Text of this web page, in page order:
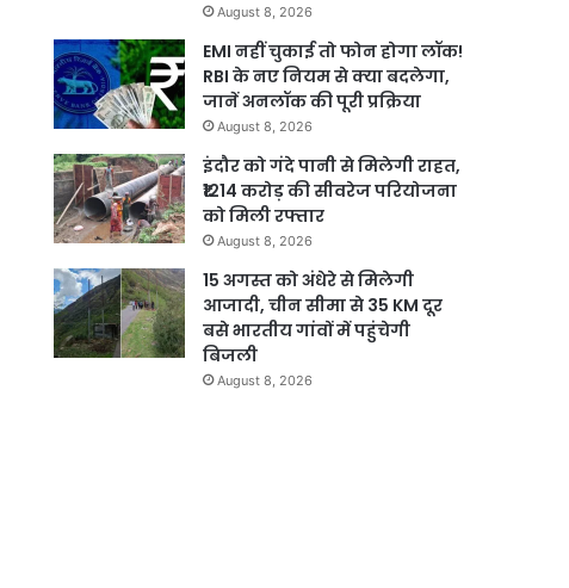
August 8, 2026
EMI नहीं चुकाई तो फोन होगा लॉक!
RBI के नए नियम से क्या बदलेगा,
जानें अनलॉक की पूरी प्रक्रिया
August 8, 2026
इंदौर को गंदे पानी से मिलेगी राहत,
₹1214 करोड़ की सीवरेज परियोजना
को मिली रफ्तार
August 8, 2026
15 अगस्त को अंधेरे से मिलेगी
आजादी, चीन सीमा से 35 KM दूर
बसे भारतीय गांवों में पहुंचेगी
बिजली
August 8, 2026